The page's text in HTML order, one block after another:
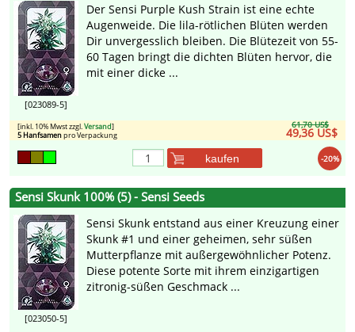
[023089-5]
Der Sensi Purple Kush Strain ist eine echte
Augenweide. Die lila-rötlichen Blüten werden
Dir unvergesslich bleiben. Die Blütezeit von 55-
60 Tagen bringt die dichten Blüten hervor, die
mit einer dicke ...
61,70 US$
49,36 US$
[inkl. 10% Mwst zzgl.Versand]
5 Hanfsamenpro Verpackung
-20%
kaufen
Sensi Skunk 100% (5) - Sensi Seeds
[023050-5]
Sensi Skunk entstand aus einer Kreuzung einer
Skunk #1 und einer geheimen, sehr süßen
Mutterpflanze mit außergewöhnlicher Potenz.
Diese potente Sorte mit ihrem einzigartigen
zitronig-süßen Geschmack ...